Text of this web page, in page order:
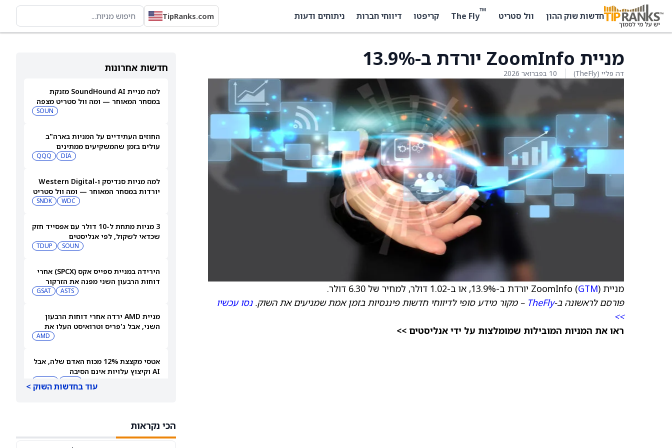
חדשות שוק ההון וול סטריט ™
The Fly קריפטו דיווחי חברות ניתוחים ודעות TipRanks.com
חדשות אחרונות
למה מניית SoundHound AI מזנקת
במסחר המאוחר — ומה וול סטריט מצפה
SOUN
החוזים העתידיים על המניות בארה"ב
עולים בזמן שהמשקיעים ממתינים
DIA
QQQ
למה מניות סנדיסק ו-Western Digital
יורדות במסחר המאוחר — ומה וול סטריט
WDC
SNDK
3 מניות מתחת ל-10 דולר עם אפסייד חזק
שכדאי לשקול, לפי אנליסטים
SOUN
TDUP
הירידה במניית ספייס אקס (SPCX) אחרי
דוחות הרבעון השני מפנה את הזרקור
לקרנות סל חלל עם חשיפה גבוהה
ASTS
GSAT
מניית AMD ירדה אחרי דוחות הרבעון
השני, אבל ג'פריס וטרואיסט העלו את
AMD
אטסי מקצצת 12% מכוח האדם שלה, אבל
AI וקיצוץ עלויות אינם הסיבה
מחיר היעד למניית אנבידיה (אנבידיה)
עוד בחדשות השוק >
הכי נקראות
מניית ZoomInfo יורדת ב-13.9%
דה פליי (TheFly) 10 בפברואר 2026
מניית ZoomInfo ( GTM) יורדת ב-13.9%, או ב-1.02 דולר, למחיר של 6.30 דולר.
פורסם לראשונה ב-TheFly – מקור מידע סופי לדיווחי חדשות פיננסיות בזמן אמת שמניעים את השוק.נסו עכשיו
>>
ראו את המניות המובילות שמומלצות על ידי אנליסטים >>